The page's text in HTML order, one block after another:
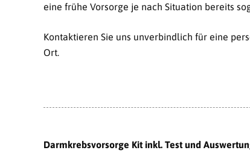
eine frühe Vorsorge je nach Situation bereits
Kontaktieren Sie uns unverbindlich für eine
Ort.
Darmkrebsvorsorge Kit inkl. Test und